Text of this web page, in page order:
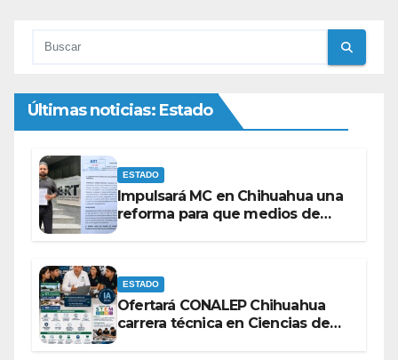
Últimas noticias: Estado
ESTADO
Impulsará MC en Chihuahua una
reforma para que medios de
ESTADO
Ofertará CONALEP Chihuahua
carrera técnica en Ciencias de